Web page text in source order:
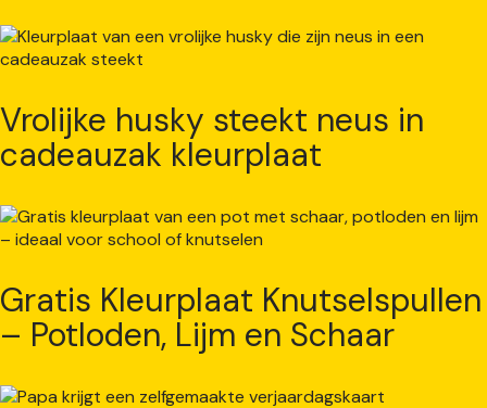
Vrolijke husky steekt neus in
cadeauzak kleurplaat
Gratis Kleurplaat Knutselspullen
– Potloden, Lijm en Schaar